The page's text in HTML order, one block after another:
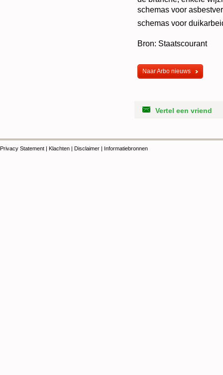
schemas voor
schemas voor
Bron: Staatscourant
Naar Arbo nieuws
Vertel een vriend
Privacy Statement | Klachten | Disclaimer | Informatiebronnen